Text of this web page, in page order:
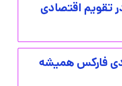
تقویم اقتصادی
فارکس همیشه